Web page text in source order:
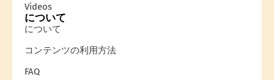
Videos
について
について
コンテンツの利用方法
FAQ